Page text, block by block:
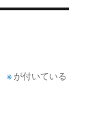
※が付いている